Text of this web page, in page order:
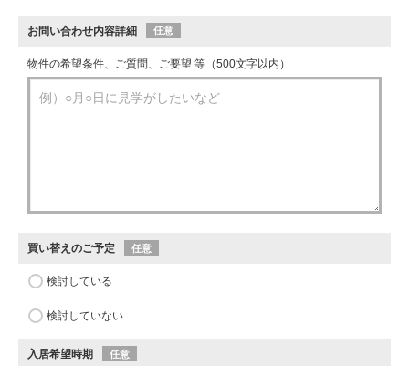
お問い合わせ内容詳細 任意
物件の希望条件、ご質問、ご要望 等（500文字以内）
買い替えのご予定 任意
検討している
検討していない
入居希望時期 任意